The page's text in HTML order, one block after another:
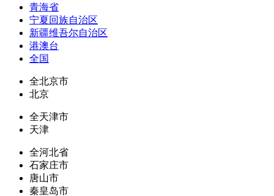
青海省
宁夏回族自治区
新疆维吾尔自治区
港澳台
全国
全北京市
北京
全天津市
天津
全河北省
石家庄市
唐山市
秦皇岛市